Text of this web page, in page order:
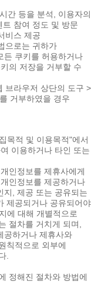
간 등을 분석, 이용자의
참여 정도 및 방문
비스 제공
으로는 귀하가
든 쿠키를 허용하거나
의 저장을 거부할 수
브라우저 상단의 도구 >
거부하였을 경우
목적 및 이용목적"에서
이용하거나 타인 또는
인정보를 제휴사에게
인정보를 제공하거나
지, 제공 또는 공유되는
제공되거나 공유되어야
에 대해 개별적으로
절차를 거치게 되며,
공하거나 제휴사와
칙적으로 외부에
.
정해진 절차와 방법에